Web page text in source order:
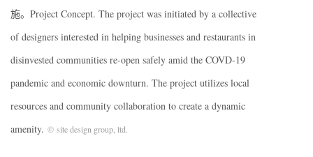
施。Project Concept. The project was initiated by a collective
of designers interested in helping businesses and restaurants in
disinvested communities re-open safely amid the COVD-19
pandemic and economic downturn. The project utilizes local
resources and community collaboration to create a dynamic
amenity. © site design group, ltd.